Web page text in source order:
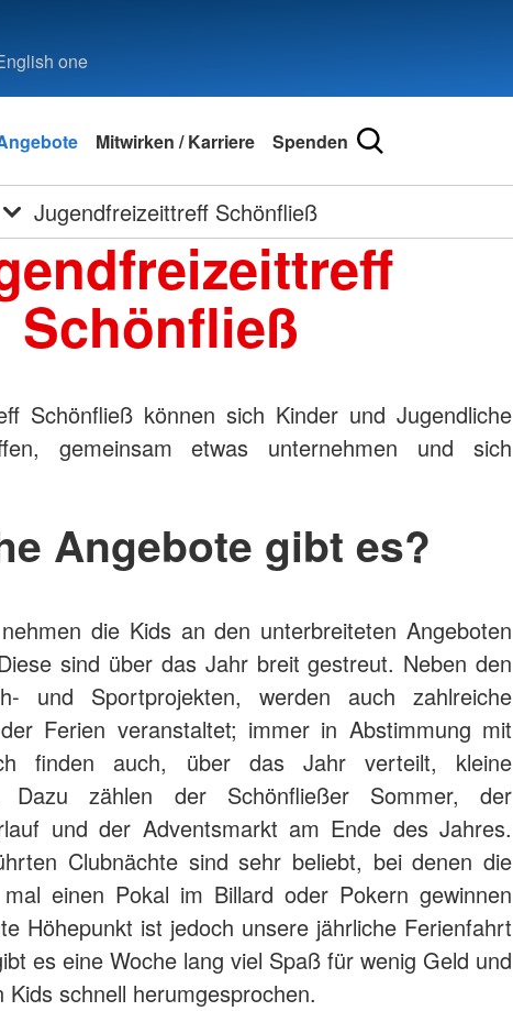
one
Mitwirken / Karriere Spenden
Jugendfreizeittreff Schönfließ
Schönfließ
Schönfließ können sich Kinder und Jugendliche
gemeinsam etwas unternehmen und sich
Angebote gibt es?
die Kids an den unterbreiteten Angeboten
sind über das Jahr breit gestreut. Neben den
und Sportprojekten, werden auch zahlreiche
Ferien veranstaltet; immer in Abstimmung mit
finden auch, über das Jahr verteilt, kleine
Dazu zählen der Schönfließer Sommer, der
und der Adventsmarkt am Ende des Jahres.
Clubnächte sind sehr beliebt, bei denen die
einen Pokal im Billard oder Pokern gewinnen
Höhepunkt ist jedoch unsere jährliche Ferienfahrt
es eine Woche lang viel Spaß für wenig Geld und
schnell herumgesprochen.